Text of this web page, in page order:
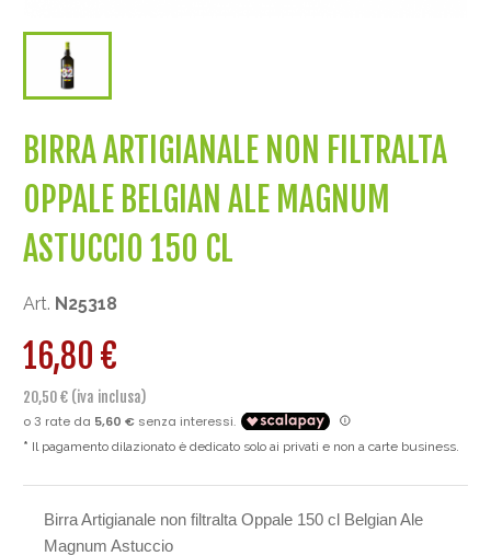
BIRRA ARTIGIANALE NON FILTRALTA
OPPALE BELGIAN ALE MAGNUM
ASTUCCIO 150 CL
Art. N25318
16,80 €
20,50 € (iva inclusa)
Il pagamento dilazionato è dedicato solo ai privati e non a carte business.
Birra Artigianale non filtralta Oppale 150 cl Belgian Ale
Magnum Astuccio